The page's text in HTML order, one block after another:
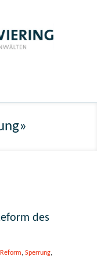
des
Reform,Sperrung,